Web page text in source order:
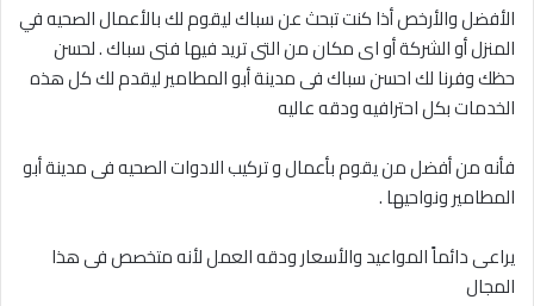
الأفضل والأرخص أذا كنت تبحث عن سباك ليقوم لك بالأعمال الصحيه في
المنزل أو الشركة أو اى مكان من التى تريد فيها فنى سباك . لحسن
حظك وفرنا لك احسن سباك فى مدينة أبو المطامير ليقدم لك كل هذه
الخدمات بكل احترافيه ودقه عاليه
فأنه من أفضل من يقوم بأعمال و تركيب الادوات الصحيه فى مدينة أبو
المطامير ونواحيها .
يراعى دائماً المواعيد والأسعار ودقه العمل لأنه متخصص فى هذا
المجال